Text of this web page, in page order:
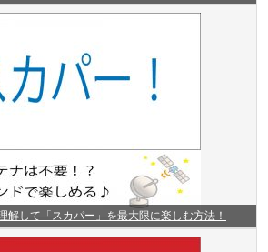
解して「スカパー」を最大限に楽しむ方法！